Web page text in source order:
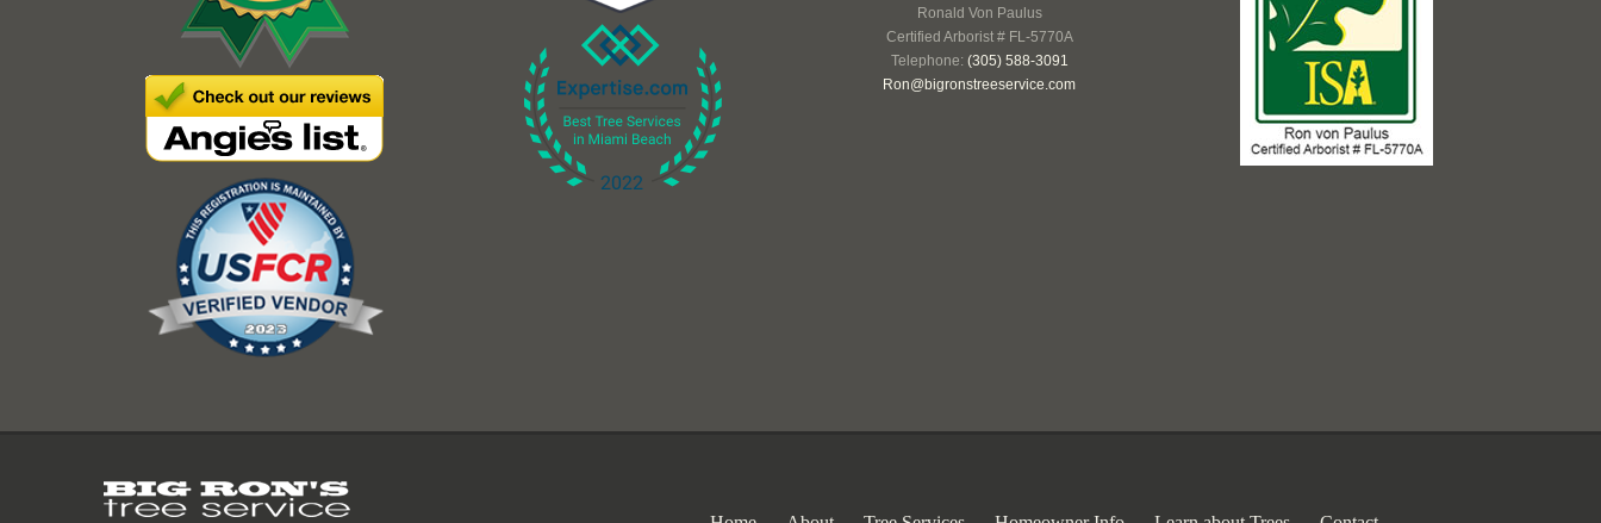
Ronald Von Paulus
Certified Arborist # FL-5770A
Telephone: (305) 588-3091
Ron@bigronstreeservice.com